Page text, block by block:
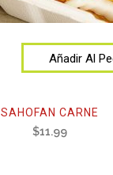
Añadir Al
SAHOFAN CARNE
$11.99